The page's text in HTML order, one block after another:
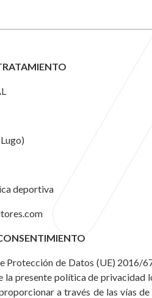
deportiva
Protección de Datos (UE)
presente política de
a través de las vías